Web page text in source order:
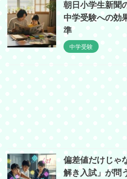
朝日小学生新聞
中学受験への効
準
中学受験
偏差値だけじゃ
解き入試」が問